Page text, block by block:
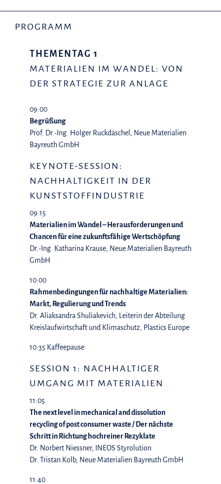
PROGRAMM
THEMENTAG 1
MATERIALIEN IM WANDEL: VON
DER STRATEGIE ZUR ANLAGE
09:00
Begrüßung
Prof. Dr.-Ing. Holger Ruckdäschel, Neue Materialien
Bayreuth GmbH
KEYNOTE-SESSION:
NACHHALTIGKEIT IN DER
KUNSTSTOFFINDUSTRIE
09:15
Materialien im Wandel – Herausforderungen und
Chancen für eine zukunftsfähige Wertschöpfung
Dr.-Ing. Katharina Krause, Neue Materialien Bayreuth
GmbH
10:00
Rahmenbedingungen für nachhaltige Materialien:
Markt, Regulierung und Trends
Dr. Aliaksandra Shuliakevich, Leiterin der Abteilung
Kreislaufwirtschaft und Klimaschutz, Plastics Europe
10:35 Kaffeepause
SESSION 1: NACHHALTIGER
UMGANG MIT MATERIALIEN
11:05
The next level in mechanical and dissolution
recycling of post consumer waste / Der nächste
Schritt in Richtung hochreiner Rezyklate
Dr. Norbert Niessner, INEOS Styrolution
Dr. Tristan Kolb, Neue Materialien Bayreuth GmbH
11:40